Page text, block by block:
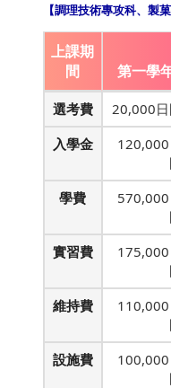
【調理技術專攻科、製
上課期
間
第一學
選考費 20,000
入學金
120,000
學費
570,000
實習費
175,000
維持費
110,000
設施費
100,000